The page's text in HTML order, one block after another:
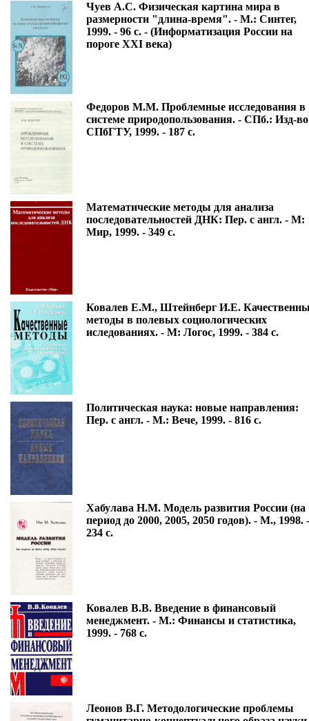
Чуев А.С. Физическая картина мира в
размерности "длина-время". - М.: Синтег,
1999. - 96 с. - (Информатизация России на
пороге ХХI века)
Федоров М.М. Проблемные исследования в
системе природопользования. - СПб.: Изд-во
СПбГТУ, 1999. - 187 с.
Математические методы для анализа
последовательностей ДНК: Пер. с англ. - М:
Мир, 1999. - 349 с.
Ковалев Е.М., Штейнберг И.Е.
методы в полевых социологических
иследованиях. - М: Логос, 1999. - 384 с.
Политическая наука: новые направления:
Пер. с англ. - М.: Вече, 1999. - 816 с.
Хабулава Н.М. Модель развития России (на
период до 2000, 2005, 2050 годов). - М., 1998. -
234 с.
Ковалев В.В. Введение в финансовый
менеджмент. - М.: Финансы и статистика,
1999. - 768 с.
Леонов В.Г. Методологические проблемы